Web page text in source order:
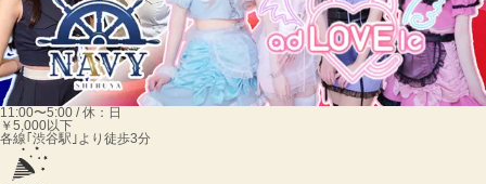
11:00〜5:00 / 休：日
￥5,000以下
各線｢渋谷駅｣より徒歩3分